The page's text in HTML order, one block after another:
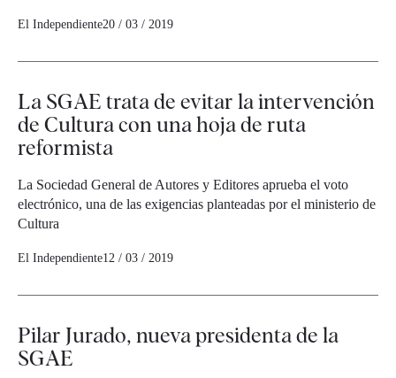
El Independiente20 / 03 / 2019
La SGAE trata de evitar la intervención
de Cultura con una hoja de ruta
reformista
La Sociedad General de Autores y Editores aprueba el voto
electrónico, una de las exigencias planteadas por el ministerio de
Cultura
El Independiente12 / 03 / 2019
Pilar Jurado, nueva presidenta de la
SGAE